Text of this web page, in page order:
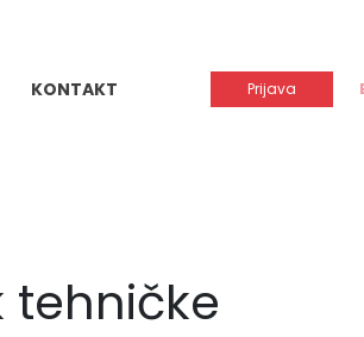
KONTAKT Prijava
tehničke